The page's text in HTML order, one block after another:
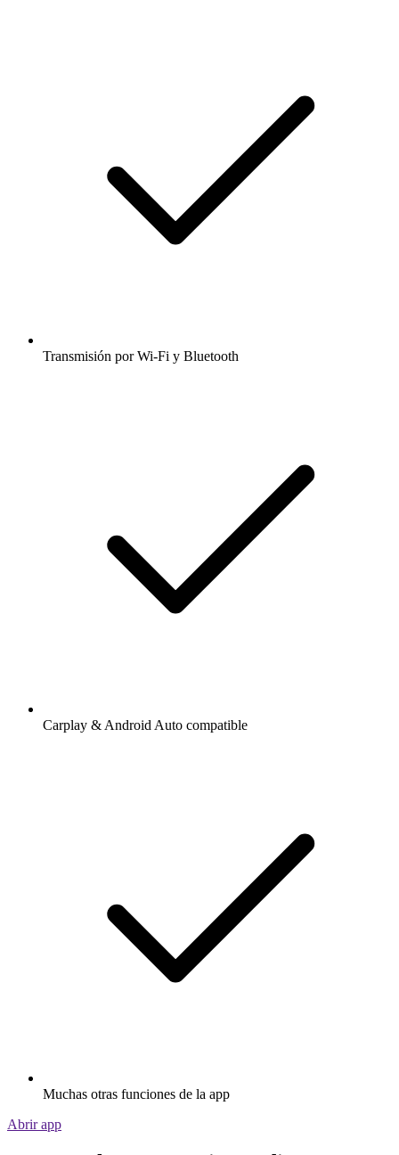
Transmisión por Wi-Fi y Bluetooth
Carplay & Android Auto compatible
Muchas otras funciones de la app
Abrir app